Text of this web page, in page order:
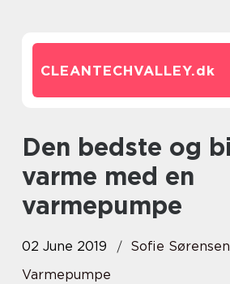
CLEANTECHVALLEY.dk
Den bedste og billigste
varme med en
varmepumpe
02 June 2019
Sofie Sørensen
Varmepumpe